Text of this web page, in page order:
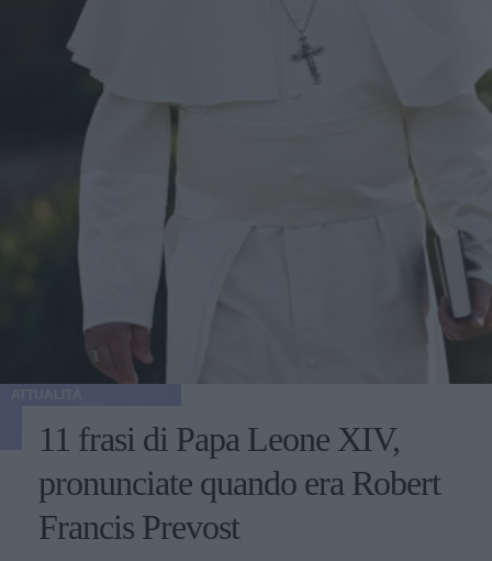
11 frasi di Papa Leone XIV,
pronunciate quando era Robert
Francis Prevost